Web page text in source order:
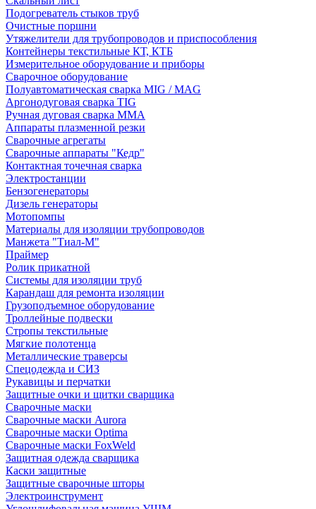
Подогреватель стыков труб
Очистные поршни
Утяжелители для трубопроводов и приспособления
Контейнеры текстильные КТ, КТБ
Измерительное оборудование и приборы
Сварочное оборудование
Полуавтоматическая сварка MIG / MAG
Аргонодуговая сварка TIG
Ручная дуговая сварка ММА
Аппараты плазменной резки
Сварочные агрегаты
Сварочные аппараты "Кедр"
Контактная точечная сварка
Электростанции
Бензогенераторы
Дизель генераторы
Мотопомпы
Материалы для изоляции трубопроводов
Манжета "Тиал-М"
Праймер
Ролик прикатной
Системы для изоляции труб
Карандаш для ремонта изоляции
Грузоподъемное оборудование
Троллейные подвески
Стропы текстильные
Мягкие полотенца
Металлические траверсы
Спецодежда и СИЗ
Рукавицы и перчатки
Защитные очки и щитки сварщика
Сварочные маски
Сварочные маски Aurora
Сварочные маски Optima
Сварочные маски FoxWeld
Защитная одежда сварщика
Каски защитные
Защитные сварочные шторы
Электроинструмент